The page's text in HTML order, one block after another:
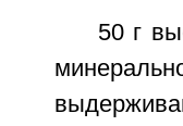
50 г